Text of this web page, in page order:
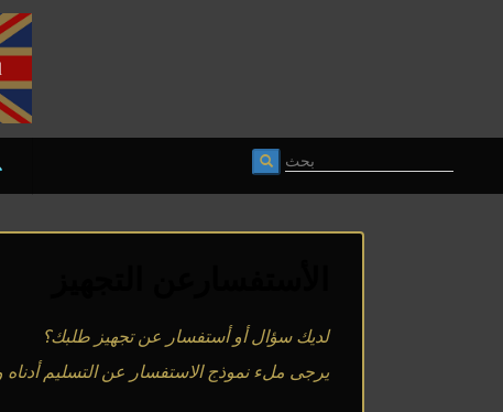
لديك سؤال أو أستفسار عن تجهيز طلبك؟
يرجى ملء نموذج الاستفسار عن التسليم